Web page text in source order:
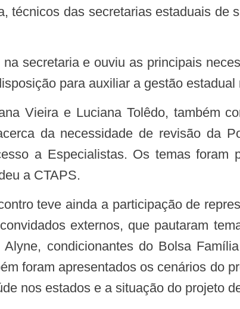
técnicos das secretarias estaduais de
para auxiliar a gestão
da necessidade de revisão da
a Especialistas. Os temas foram
a CTAPS.
externos, que pautaram
Alyne, condicionantes do Bolsa
foram apresentados os cenários do
nos estados e a situação do projeto